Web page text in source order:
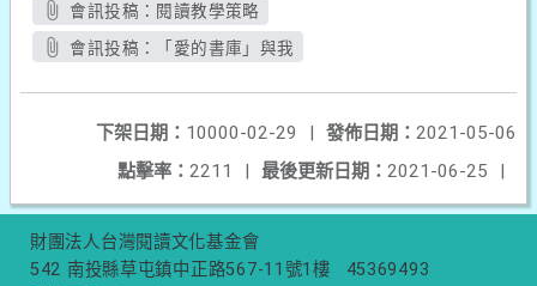
會訊投稿：閱讀教學策略
會訊投稿：「愛的書庫」與我
發佈日期： 2021-05-06
下架日期： 10000-02-29
|
最後更新日期： 2021-06-25 |
點擊率： 2211 |
財團法人台灣閱讀文化基金會
542 南投縣草屯鎮中正路567-11號1樓
45369493